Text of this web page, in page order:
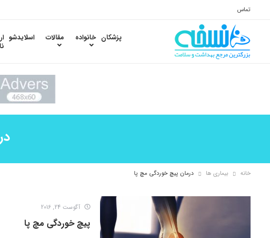
تماس
پزشکان خانواده مقالات اسلایدشو
خانه بیماری ها درمان پیچ خوردگی مچ پا
آگوست 24, 2016
پیچ خوردگی مچ پا